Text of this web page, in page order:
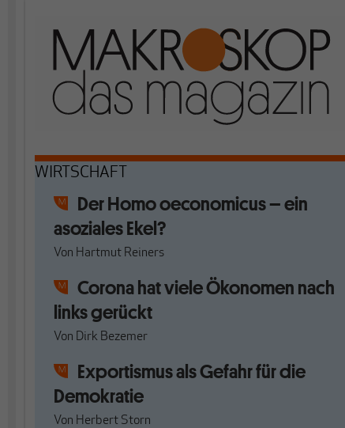
WIRTSCHAFT
Der Homo oeconomicus – ein
asoziales Ekel?
Von Hartmut Reiners
Corona hat viele Ökonomen nach
links gerückt
Von Dirk Bezemer
Exportismus als Gefahr für die
Demokratie
Von Herbert Storn